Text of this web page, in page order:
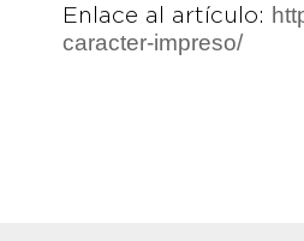
Enlace al artículo:
caracter-impreso/